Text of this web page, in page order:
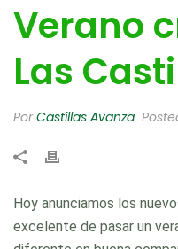
Verano
Las
PorCastillas Avanza
Hoy anunciamos los
excelente de pasar un